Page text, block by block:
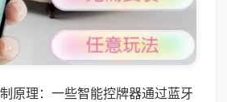
原理：一些智能控牌器通过蓝牙